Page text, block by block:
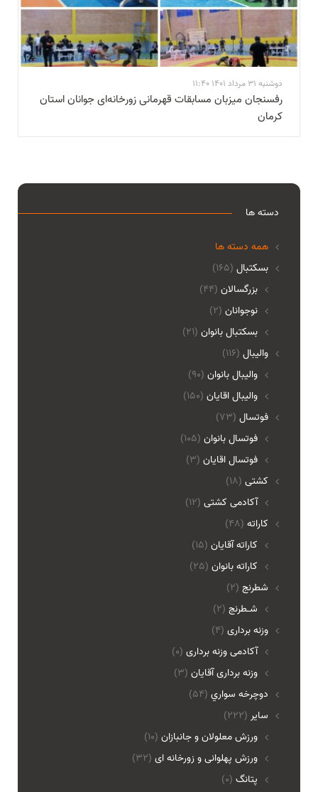
دوشنبه 31 مرداد 1401 11:40
رفسنجان میزبان مسابقات قهرمانی زورخانه‌ای جوانان استان
کرمان
دسته ها
همه دسته ها
(165) بسکتبال
بزرگسالان (44)
نوجوانان (2)
بسکتبال بانوان (21)
(116) والیبال
واليبال بانوان (90)
واليبال اقايان (150)
(73) فوتسال
فوتسال بانوان (105)
فوتسال اقايان (3)
(18) کشتی
آکادمی کشتی (12)
(48) کاراته
کاراته آقایان (15)
کاراته بانوان (25)
(2) شطرنج
شـطرنج (2)
(4) وزنه برداری
آکادمی وزنه برداری (0)
وزنه برداری آقایان (3)
(54) دوچرخه سواري
(222) ساير
ورزش معلولان و جانبازان (10)
ورزش پهلوانی و زورخانه ای (32)
پتانگ (0)